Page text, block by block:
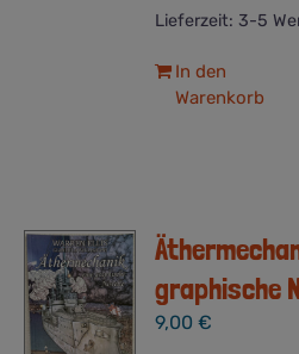
Lieferzeit: 3-5
In den
Warenkorb
graphische
9,00€